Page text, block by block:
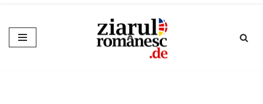
Sari
la